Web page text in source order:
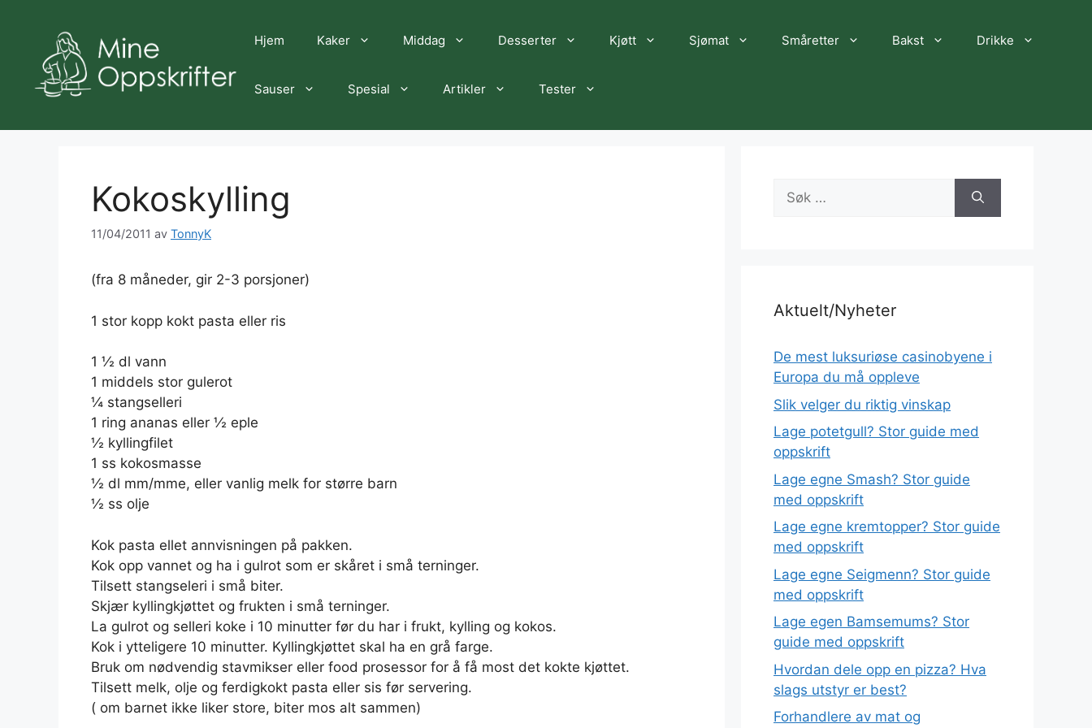
Hjem Kaker Middag Desserter Kjøtt Sjømat Småretter Bakst Drikke
Sauser Spesial Artikler Tester
Kokoskylling
11/04/2011 av TonnyK
(fra 8 måneder, gir 2-3 porsjoner)
1 stor kopp kokt pasta eller ris
1 ½ dl vann
1 middels stor gulerot
¼ stangselleri
1 ring ananas eller ½ eple
½ kyllingfilet
1 ss kokosmasse
½ dl mm/mme, eller vanlig melk for større barn
½ ss olje
Kok pasta ellet annvisningen på pakken.
Kok opp vannet og ha i gulrot som er skåret i små terninger.
Tilsett stangseleri i små biter.
Skjær kyllingkjøttet og frukten i små terninger.
La gulrot og selleri koke i 10 minutter før du har i frukt, kylling og kokos.
Kok i ytteligere 10 minutter. Kyllingkjøttet skal ha en grå farge.
Bruk om nødvendig stavmikser eller food prosessor for å få most det kokte kjøttet.
Tilsett melk, olje og ferdigkokt pasta eller sis før servering.
( om barnet ikke liker store, biter mos alt sammen)
Søk
etter:
Aktuelt/Nyheter
De mest luksuriøse casinobyene i
Europa du må oppleve
Slik velger du riktig vinskap
Lage potetgull? Stor guide med
oppskrift
Lage egne Smash? Stor guide
med oppskrift
Lage egne kremtopper? Stor guide
med oppskrift
Lage egne Seigmenn? Stor guide
med oppskrift
Lage egen Bamsemums? Stor
guide med oppskrift
Hvordan dele opp en pizza? Hva
slags utstyr er best?
Forhandlere av mat og